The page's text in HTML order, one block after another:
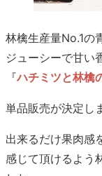
林檎生産量No.1の
ジューシーで甘い
『ハチミツと林檎
単品販売が決定し
出来るだけ果肉感
感じて頂けるよう